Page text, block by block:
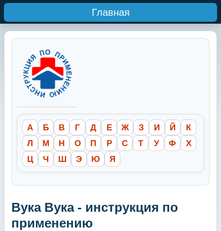
Главная
А Б В Г Д Е Ж З И Й
К
Л
М Н О П Р С Т У Ф
Х
Ц
Ч Ш Э Ю Я
Вука Вука - инструкция по
применению